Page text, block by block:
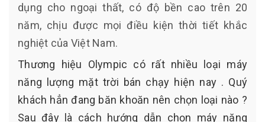
dụng cho ngoại thất, có độ bền cao trên 20
năm, chịu được mọi điều kiện thời tiết khắc
nghiệt của Việt Nam.
Thương hiệu Olympic có rất nhiều loại máy
năng lượng mặt trời bán chạy hiện nay . Quý
khách hẳn đang băn khoăn nên chọn loại nào ?
Sau đây là cách hướng dẫn chọn máy năng